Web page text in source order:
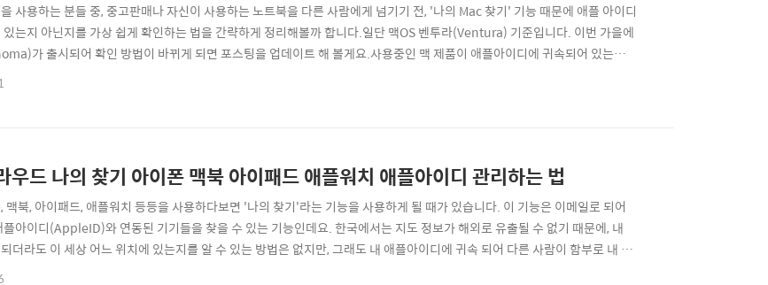
사용하는 분들 중, 중고판매나 자신이 사용하는 노트북을 다른 사람에게 넘기기 전, '나의 Mac 찾기' 기능 때문에 애플 아이디
있는지 아닌지를 가상 쉽게 확인하는 법을 간략하게 정리해볼까 합니다.일단 맥OS 벤투라(Ventura) 기준입니다. 이번 가을에
가 출시되어 확인 방법이 바뀌게 되면 포스팅을 업데이트 해 볼게요.사용중인 맥 제품이 애플아이디에 귀속되어 있는지
활성화 잠금 상태 확인하기1. 최상단에 있는 애플 로고 클릭하여 '이 Mac에 관하여'로 들어간 다음,2. 뜨는 시스템 정보 창에서
우드 나의 찾기 아이폰 맥북 아이패드 애플워치 애플아이디 관리하는 법
맥북, 아이패드, 애플워치 등등을 사용하다보면 '나의 찾기'라는 기능을 사용하게 될 때가 있습니다. 이 기능은 이메일로 되어
플아이디(AppleID)와 연동된 기기들을 찾을 수 있는 기능인데요. 한국에서는 지도 정보가 해외로 유출될 수 없기 때문에, 내
더라도 이 세상 어느 위치에 있는지를 알 수 있는 방법은 없지만, 그래도 내 애플아이디에 귀속 되어 다른 사람이 함부로 내 정
없게, 또는 기기를 초기화할 수 없게 만들 수 있는 좋은 기능입니다. 즉 한마디로 간단하게 정리하면, 내 기기의 위치를 지구